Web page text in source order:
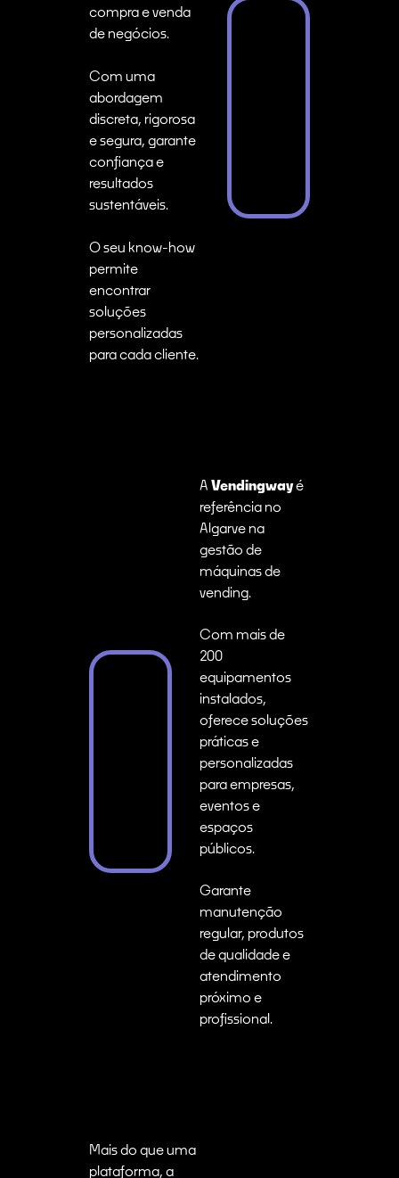
compra e venda
de negócios.
Com uma
abordagem
discreta, rigorosa
e segura, garante
confiança e
resultados
sustentáveis.
O seu know-how
permite
encontrar
soluções
personalizadas
para cada cliente.
A Vendingwayé
referência no
Algarve na
gestão de
máquinas de
vending.
Com mais de
200
equipamentos
instalados,
oferece soluções
práticas e
personalizadas
para empresas,
eventos e
espaços
públicos.
Garante
manutenção
regular, produtos
de qualidade e
atendimento
próximo e
profissional.
Mais do que uma
plataforma, a